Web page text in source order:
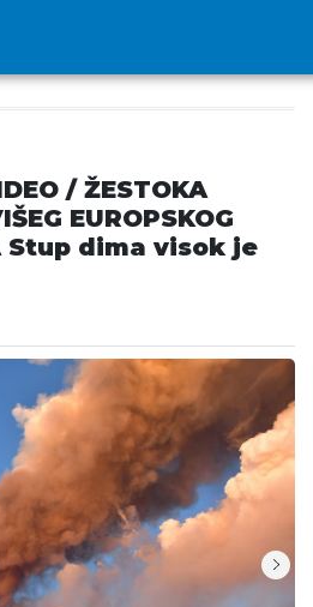
/ ŽESTOKA
EUROPSKOG
Stup dima visok je